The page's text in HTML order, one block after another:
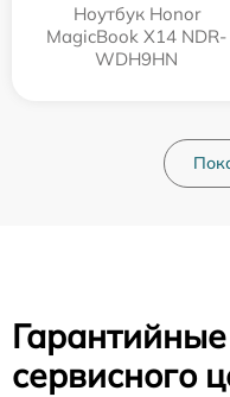
Ноутбук Honor
MagicBook X14 NDR-
WDH9HN
сервисного